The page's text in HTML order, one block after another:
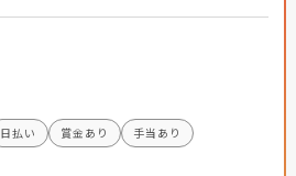
日払い 賞金あり 手当あり